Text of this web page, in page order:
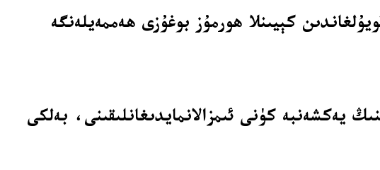
ئىمزا قويۇلغاندىن كېيىنلا ھورمۇز بوغۇزى ھەممەيلەنگە
يەكشەنبە كۈنى ئىمزالانمايدىغانلىقىنى، بەلكى